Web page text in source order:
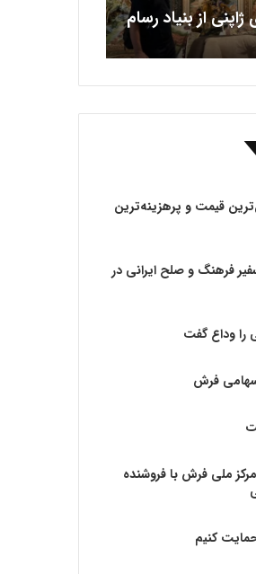
بنیاد رسام
16 جولای 2021
فرش هریس
قیمت و پرهزینه‌ترین
۱۲ ساله، سفیر فرهنگ و صلح ایرانی در
را وداع گفت
سهامی فرش
ملی فرش با فروشنده
کنیم